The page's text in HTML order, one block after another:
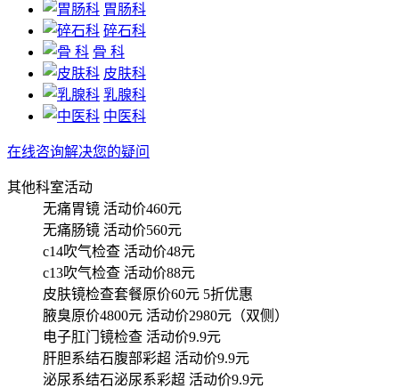
胃肠科
碎石科
骨 科
皮肤科
乳腺科
中医科
在线咨询解决您的疑问
其他科室活动
无痛胃镜 活动价460元
无痛肠镜 活动价560元
c14吹气检查 活动价48元
c13吹气检查 活动价88元
皮肤镜检查套餐原价60元 5折优惠
腋臭原价4800元 活动价2980元（双侧）
电子肛门镜检查 活动价9.9元
肝胆系结石腹部彩超 活动价9.9元
泌尿系结石泌尿系彩超 活动价9.9元